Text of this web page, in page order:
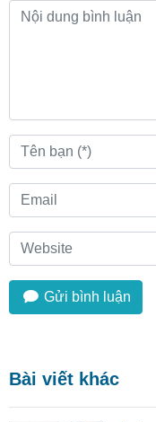
Gửi bình luận
Bài viết khác